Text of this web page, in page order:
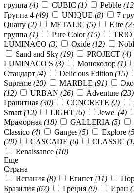
группа (4) CUBIC (1) Pebble
Группа 4 (49) UNIQUE (8) 7
Quarry (2) METALIC (5) Elite
группа (1) Pure Color(15) TRIO
LUMINACO (3) Oxide (12)
Sand and Sky (19) PROJECT (4)
LUMINACO S (3) Моноколор (1)
Стандарт (4) Delicious Edition (15)
Supreme (20) MARBLE (91)
(12)
URBAN (26) Adventure (23)
Гранитная (30) CONCRETE (2)
Smart (12) LIGHT (6) Jewel (4)
Мраморная (18) GALLERIA (5)
Classico (4) Ganges (5) Explore
(29)
CASCADE (6) CLASSIC
Renaissance (10)
Еще
Страна
Испания (8) Египет (11)
Бразилия (67) Греция (9) Иран